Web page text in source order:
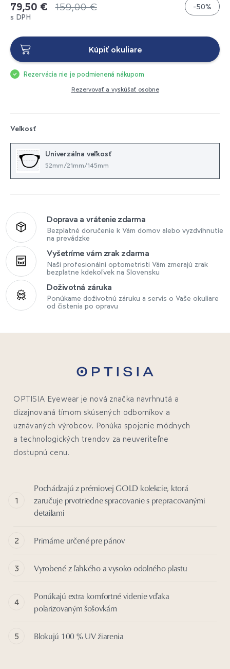
79,50 € 159,00 €
s DPH
-50%
Kúpiť okuliare
Rezervácia nie je podmienená nákupom
Rezervovať a vyskúšať osobne
Veľkosť
Univerzálna veľkosť
52mm/21mm/145mm
Doprava a vrátenie zdarma
Bezplatné doručenie k Vám domov alebo vyzdvihnutie
na prevádzke
Vyšetríme vám zrak zdarma
Naši profesionálni optometristi Vám zmerajú zrak
bezplatne kdekoľvek na Slovensku
Doživotná záruka
Ponúkame doživotnú záruku a servis o Vaše okuliare
od čistenia po opravu
OPTISIA Eyewear je nová značka navrhnutá a
dizajnovaná tímom skúsených odborníkov a
uznávaných výrobcov. Ponúka spojenie módnych
a technologických trendov za neuveriteľne
dostupnú cenu.
Pochádzajú z prémiovej GOLD kolekcie, ktorá
zaručuje prvotriedne spracovanie s prepracovanými
detailami
Primárne určené pre pánov
Vyrobené z ľahkého a vysoko odolného plastu
Ponúkajú extra komfortné videnie vďaka
polarizovaným šošovkám
Blokujú 100 % UV žiarenia